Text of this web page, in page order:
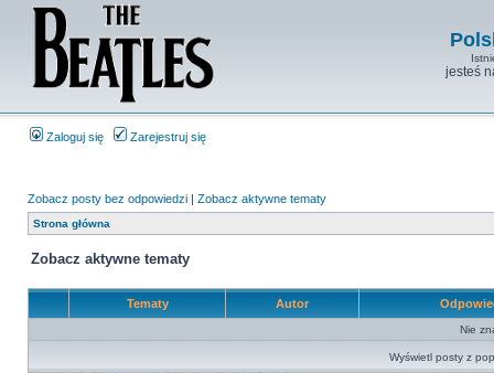
jesteś
Zaloguj się Zarejestruj się
Zobacz posty bez odpowiedzi | Zobacz aktywne tematy
Strona główna
Zobacz aktywne tematy
Tematy Autor
Nie
Wyświetl posty z